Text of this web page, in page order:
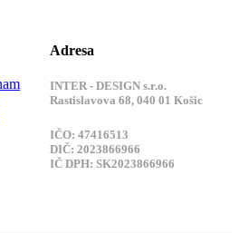
Adresa
INTER - DESIGN s.r.o.
Rastislavova 68, 040 01 Košic
IČO: 47416513
DIČ: 2023866966
IČ DPH: SK2023866966